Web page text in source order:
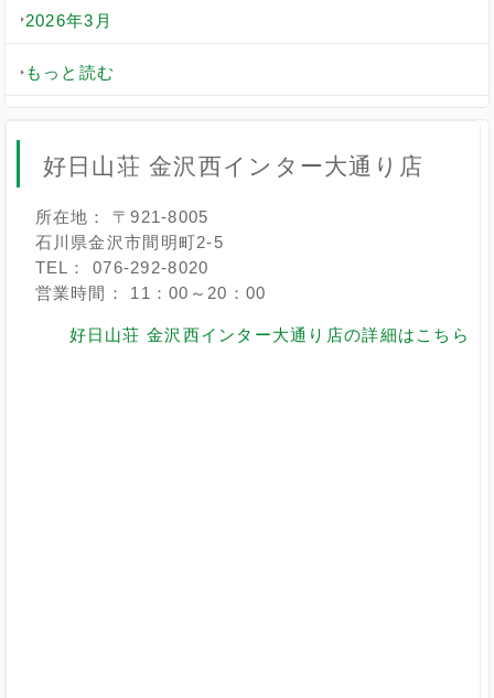
2026年3月
もっと読む
好日山荘 金沢西インター大通り店
所在地： 〒921-8005
石川県金沢市間明町2-5
TEL： 076-292-8020
営業時間： 11：00～20：00
好日山荘 金沢西インター大通り店の詳細はこちら